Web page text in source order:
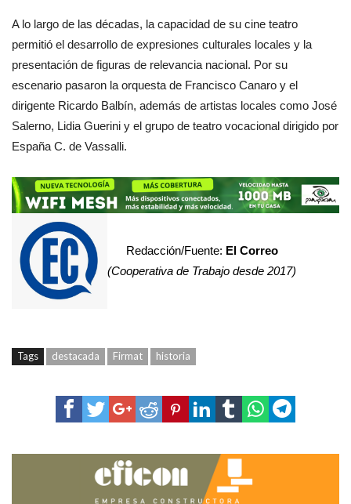
A lo largo de las décadas, la capacidad de su cine teatro
permitió el desarrollo de expresiones culturales locales y la
presentación de figuras de relevancia nacional. Por su
escenario pasaron la orquesta de Francisco Canaro y el
dirigente Ricardo Balbín, además de artistas locales como José
Salerno, Lidia Guerini y el grupo de teatro vocacional dirigido por
España C. de Vassalli.
Redacción/Fuente: El Correo
(Cooperativa de Trabajo desde 2017)
Tags destacada Firmat historia